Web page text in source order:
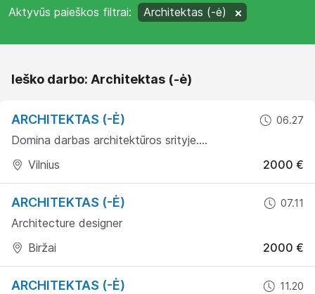
Aktyvūs paieškos filtrai: Architektas (-ė)
Ieško darbo: Architektas (-ė)
ARCHITEKTAS (-Ė)
Domina darbas architektūros srityje....
06.27
Vilnius 2000 €
ARCHITEKTAS (-Ė)
Architecture designer
07.11
Biržai 2000 €
ARCHITEKTAS (-Ė) 11.20